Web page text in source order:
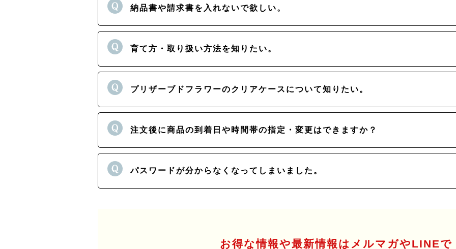
納品書や請求書を入れないで欲しい。
育て方・取り扱い方法を知りたい。
プリザーブドフラワーのクリアケースについて知りたい。
注文後に商品の到着日や時間帯の指定・変更はできますか？
パスワードが分からなくなってしまいました。
お得な情報や最新情報はメルマガやLINEで